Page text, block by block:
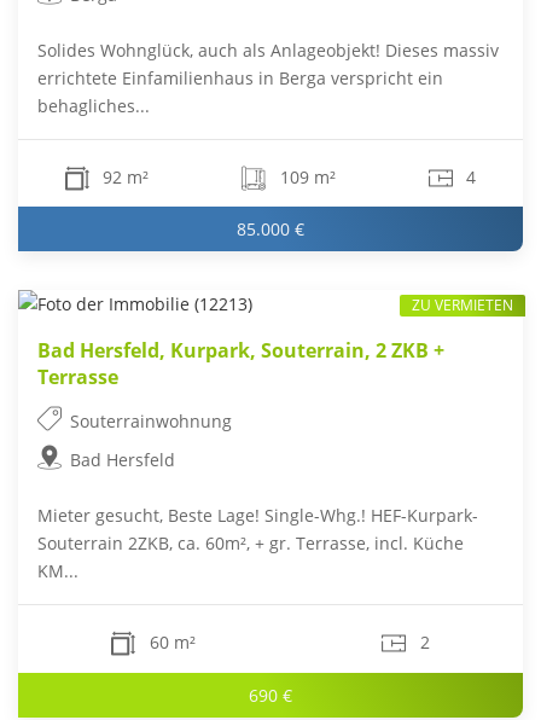
Solides Wohnglück, auch als Anlageobjekt! Dieses massiv
errichtete Einfamilienhaus in Berga verspricht ein
behagliches...
92 m² 109 m² 4
85.000 €
Bad Hersfeld, Kurpark, Souterrain, 2 ZKB +
Terrasse
Souterrainwohnung
Bad Hersfeld
Mieter gesucht, Beste Lage! Single-Whg.! HEF-Kurpark-
Souterrain 2ZKB, ca. 60m², + gr. Terrasse, incl. Küche
KM...
60 m² 2
690 €
ZU VERMIETEN